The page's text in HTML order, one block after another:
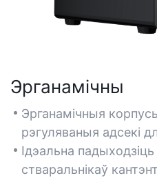
Эрганамічны
Эрганамічныя
рэгуляваныя адсекі
усталёўваюцца без
аптымізаваную
Ідэальна
стваральнікаў